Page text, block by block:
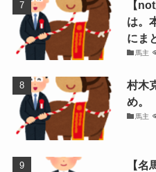
【
は。
にま
馬主
村木
め。
馬主
【